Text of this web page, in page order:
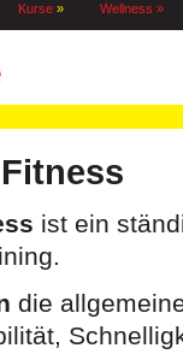
Kurse » Wellness »
ist ein
die